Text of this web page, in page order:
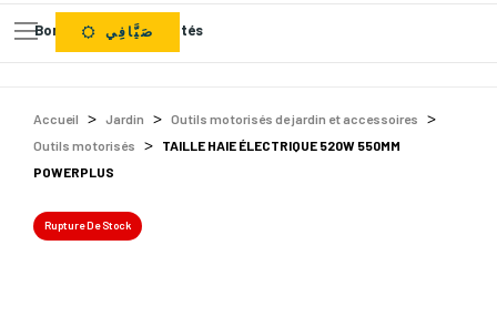
Bons Plans Nouveautés
صَيَّافِي
Accueil Jardin
Outils motorisés de jardin et accessoires
Outils motorisés
TAILLE HAIE ÉLECTRIQUE 520W 550MM
POWERPLUS
Rupture De Stock